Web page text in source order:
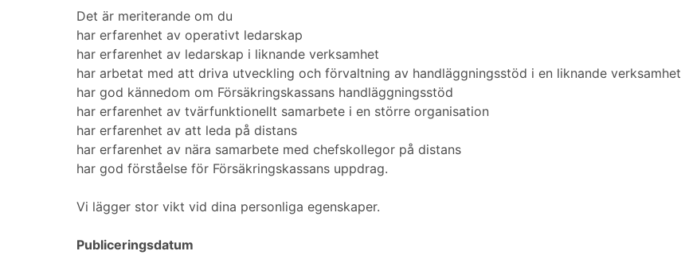
Det är meriterande om du
har erfarenhet av operativt ledarskap
har erfarenhet av ledarskap i liknande verksamhet
har arbetat med att driva utveckling och förvaltning av handläggningsstöd i en liknande verksamhet
har god kännedom om Försäkringskassans handläggningsstöd
har erfarenhet av tvärfunktionellt samarbete i en större organisation
har erfarenhet av att leda på distans
har erfarenhet av nära samarbete med chefskollegor på distans
har god förståelse för Försäkringskassans uppdrag.
Vi lägger stor vikt vid dina personliga egenskaper.
Publiceringsdatum